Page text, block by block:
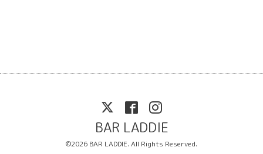
BAR LADDIE
©2026 BAR LADDIE. All Rights Reserved.